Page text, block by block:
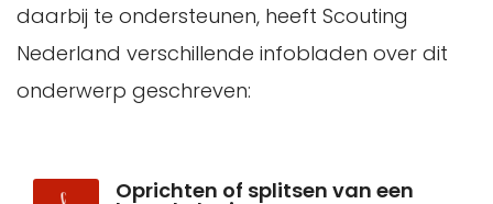
daarbij te ondersteunen, heeft Scouting
Nederland verschillende infobladen over dit
onderwerp geschreven:
Oprichten of splitsen van een